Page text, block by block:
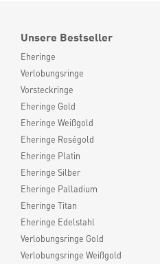
Unsere Bestseller
Eheringe
Verlobungsringe
Vorsteckringe
Eheringe Gold
Eheringe Weißgold
Eheringe Roségold
Eheringe Platin
Eheringe Silber
Eheringe Palladium
Eheringe Titan
Eheringe Edelstahl
Verlobungsringe Gold
Verlobungsringe Weißgold